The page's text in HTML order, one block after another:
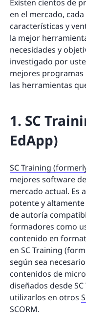
Existen cientos de
en el mercado,
características y
la mejor
necesidades y
investigado por
mejores programas
las herramientas
1. SC
EdApp)
SC Training
mejores software
mercado actual. Es
potente y
de autoría
formadores como
contenido en
en SC Training
según sea
contenidos de
diseñados desde
utilizarlos en otros
SCORM.